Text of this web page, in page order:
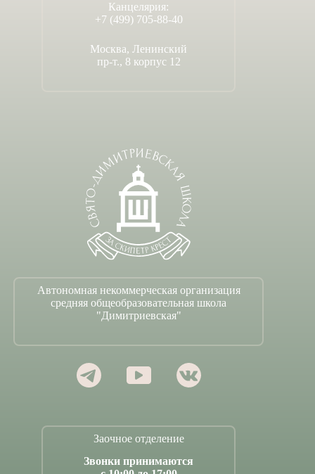
Канцелярия:
+7 (499) 705-88-40
Москва, Ленинский
пр-т., 8 корпус 12
Автономная некоммерческая организация
средняя общеобразовательная школа
"Димитриевская"
Заочное отделение
Звонки принимаются